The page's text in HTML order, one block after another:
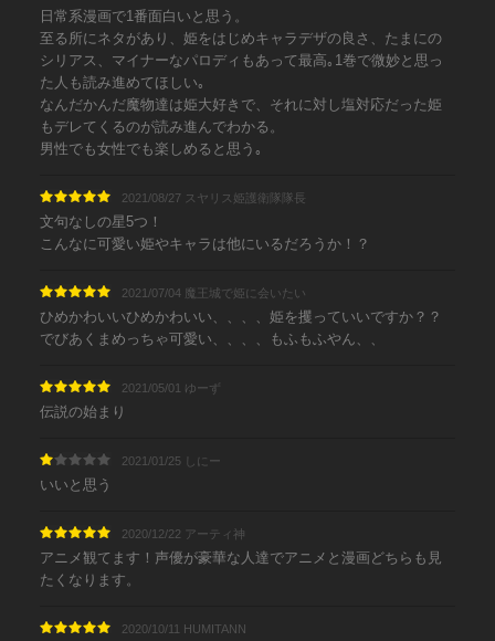
日常系漫画で1番面白いと思う。
至る所にネタがあり、姫をはじめキャラデザの良さ、たまにの
シリアス、マイナーなパロディもあって最高｡1巻で微妙と思っ
た人も読み進めてほしい｡
なんだかんだ魔物達は姫大好きで、それに対し塩対応だった姫
もデレてくるのが読み進んでわかる。
男性でも女性でも楽しめると思う｡
2021/08/27 スヤリス姫護衛隊隊長
文句なしの星5つ！
こんなに可愛い姫やキャラは他にいるだろうか！？
2021/07/04 魔王城で姫に会いたい
ひめかわいいひめかわいい、、、、姫を攫っていいですか？？
でびあくまめっちゃ可愛い、、、、もふもふやん、、
2021/05/01 ゆーず
伝説の始まり
2021/01/25 しにー
いいと思う
2020/12/22 アーティ神
アニメ観てます！声優が豪華な人達でアニメと漫画どちらも見
たくなります。
2020/10/11 HUMITANN